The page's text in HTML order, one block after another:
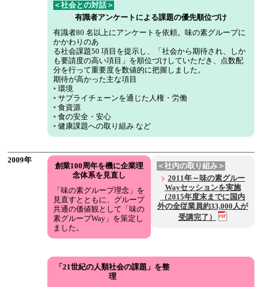
＜社会との対話＞
有識者アンケートによる課題の優先順位づけ
有識者80 名以上にアンケートを依頼。味の素グループに
かかわりのあ
る社会課題50 項目を提示し、「社会から期待され、しか
も要請度の高い項目」を順位づけしていただき、点数配
分を行って重要度を数値的に把握しました。
期待が高かった主な項目
◦ 環境
◦ サプライチェーンを通じた人権・労働
◦ 食資源
◦ 食の安全・安心
◦ 健康課題への取り組み など
2009年
創業100周年を機に企業理
念体系を見直し
「味の素グループ理念」を
見直すとともに、グループ
共通の価値観として「味の
素グループWay」を策定し
ました。
＜社内の取り組み＞
2011年～味の素グルー
Wayセッションを実施
（2015年度末までに国内
外の全従業員約33,000人が
受講完了）
「21世紀の人類社会の課題」を整
理